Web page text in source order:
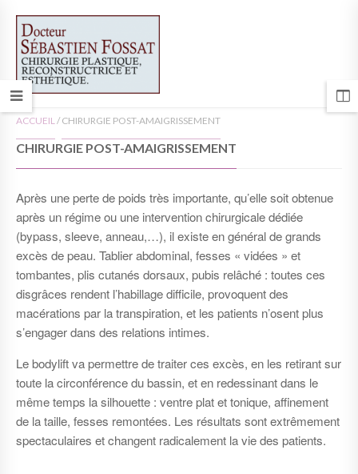
ACCUEIL/CHIRURGIE POST-AMAIGRISSEMENT
CHIRURGIE POST-AMAIGRISSEMENT
Après une perte de poids très importante, qu’elle soit obtenue
après un régime ou une intervention chirurgicale dédiée
(bypass, sleeve, anneau,…), il existe en général de grands
excès de peau. Tablier abdominal, fesses « vidées » et
tombantes, plis cutanés dorsaux, pubis relâché : toutes ces
disgrâces rendent l’habillage difficile, provoquent des
macérations par la transpiration, et les patients n’osent plus
s’engager dans des relations intimes.
Le bodylift va permettre de traiter ces excès, en les retirant sur
toute la circonférence du bassin, et en redessinant dans le
même temps la silhouette : ventre plat et tonique, affinement
de la taille, fesses remontées. Les résultats sont extrêmement
spectaculaires et changent radicalement la vie des patients.